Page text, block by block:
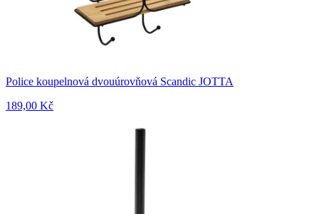
Police koupelnová dvouúrovňová Scandic JOTTA
189,00 Kč